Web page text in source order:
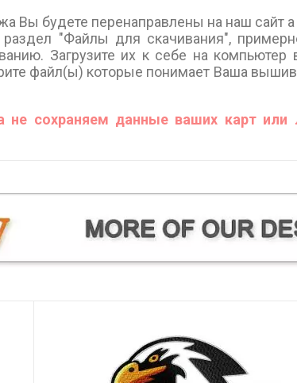
Вы будете перенаправлены на наш сайт
"Файлы для скачивания",
Загрузите их к себе на
файл(ы) которые понимает Ваша
сохраняем данные ваших карт